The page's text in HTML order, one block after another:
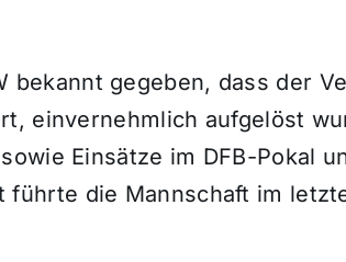
bekannt gegeben, dass der
einvernehmlich aufgelöst
Einsätze im DFB-Pokal
führte die Mannschaft im